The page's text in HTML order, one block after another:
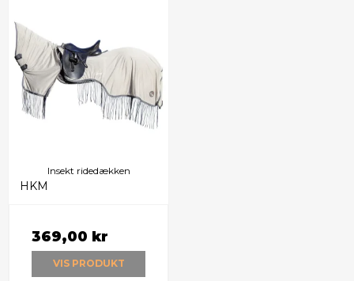
Insekt ridedækken
HKM
369,00 kr
VIS PRODUKT